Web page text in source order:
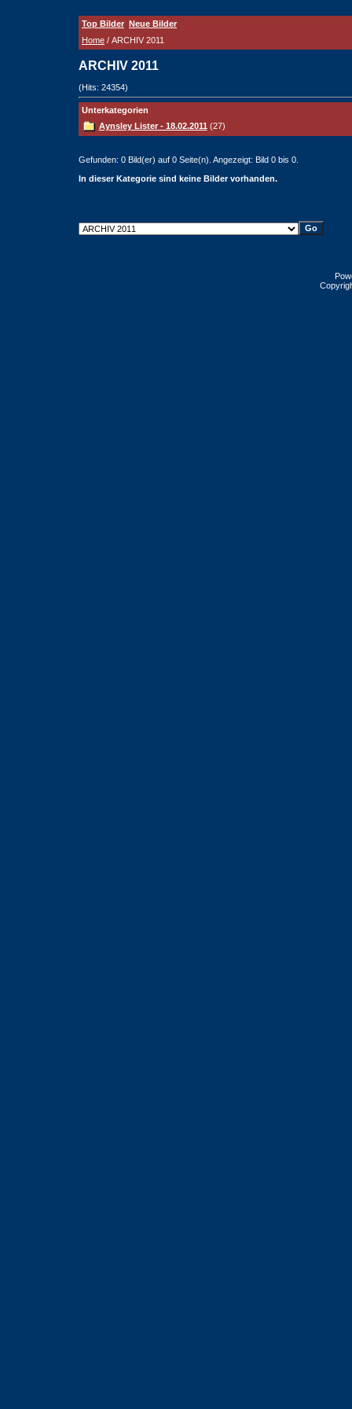
Top Bilder Neue Bilder
Home / ARCHIV 2011
ARCHIV 2011
(Hits: 24354)
Unterkategorien
Aynsley Lister - 18.02.2011 (27)
Gefunden: 0 Bild(er) auf 0 Seite(n). Angezeigt: Bild 0 bis 0.
In dieser Kategorie sind keine Bilder vorhanden.